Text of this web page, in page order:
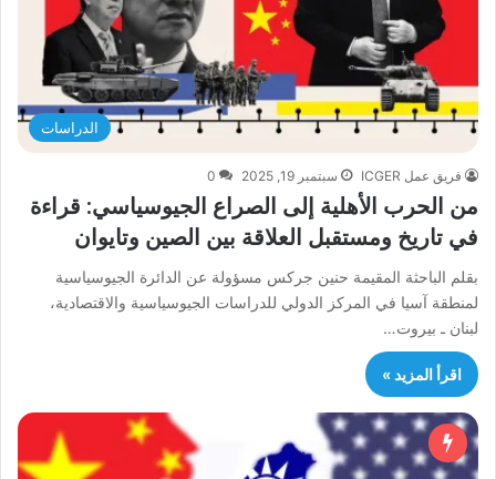
الدراسات
فريق عمل ICGER سبتمبر 19, 2025 0
من الحرب الأهلية إلى الصراع الجيوسياسي: قراءة
في تاريخ ومستقبل العلاقة بين الصين وتايوان
بقلم الباحثة المقيمة حنين جركس مسؤولة عن الدائرة الجيوسياسية
لمنطقة آسيا في المركز الدولي للدراسات الجيوسياسية والاقتصادية،
لبنان ـ بيروت…
اقرأ المزيد »